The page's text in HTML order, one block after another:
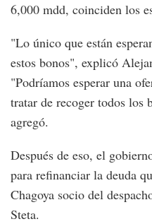
6,000 mdd, coinciden los
"Lo único que están
estos bonos", explicó
"Podríamos esperar una
tratar de recoger todos los
agregó.
Después de eso, el
para refinanciar la deuda
Chagoya socio del
Steta.